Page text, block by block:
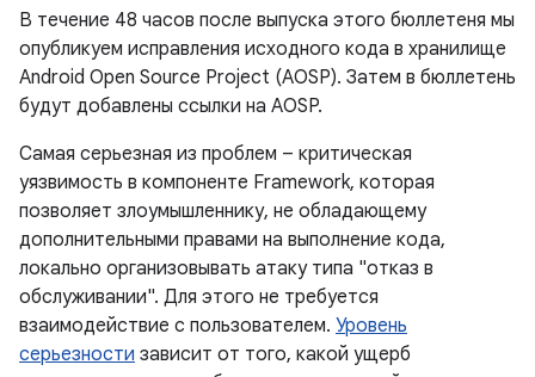
В течение 48 часов после выпуска этого бюллетеня мы
опубликуем исправления исходного кода в хранилище
Android Open Source Project (AOSP). Затем в бюллетень
будут добавлены ссылки на AOSP.
Самая серьезная из проблем – критическая
уязвимость в компоненте Framework, которая
позволяет злоумышленнику, не обладающему
дополнительными правами на выполнение кода,
локально организовывать атаку типа "отказ в
обслуживании". Для этого не требуется
взаимодействие с пользователем. Уровень
серьезности зависит от того, какой ущерб